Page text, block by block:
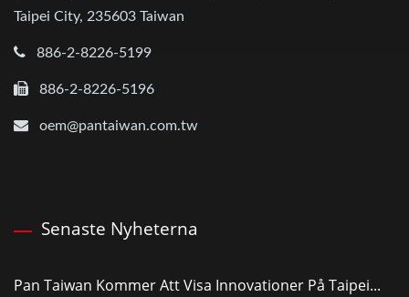
Taipei City, 235603 Taiwan
886-2-8226-5199
886-2-8226-5196
oem@pantaiwan.com.tw
Senaste Nyheterna
Pan Taiwan Kommer Att Visa Innovationer På Taipei...